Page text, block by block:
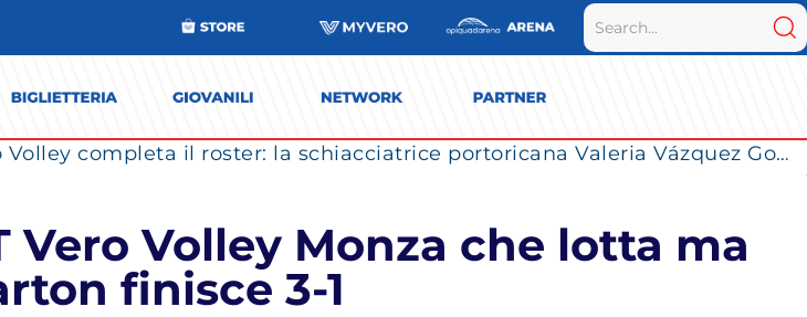
La Numia Vero Volley completa il roster: la schiacciatrice portoricana Valeria Vázquez Gomez è l’ultimo innesto di Milano per la stagione 2026/2027
Vero Volley Monza che lotta ma
finisce 3-1